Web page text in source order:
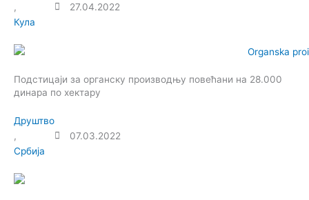
,
Кула
27.04.2022
Подстицаји за органску производњу повећани на 28.000
динара по хектару
Друштво
,
Србија
07.03.2022